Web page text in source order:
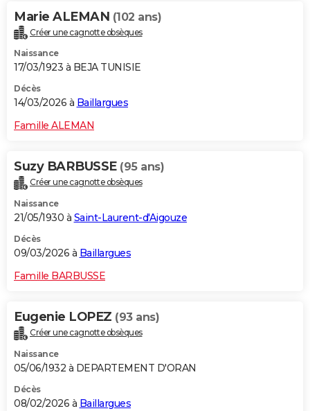
Marie ALEMAN (102 ans)
Créer une cagnotte obsèques
Naissance
17/03/1923 à BEJA TUNISIE
Décès
14/03/2026 à Baillargues
Famille ALEMAN
Suzy BARBUSSE (95 ans)
Créer une cagnotte obsèques
Naissance
21/05/1930 à Saint-Laurent-d'Aigouze
Décès
09/03/2026 à Baillargues
Famille BARBUSSE
Eugenie LOPEZ (93 ans)
Créer une cagnotte obsèques
Naissance
05/06/1932 à DEPARTEMENT D'ORAN
Décès
08/02/2026 à Baillargues